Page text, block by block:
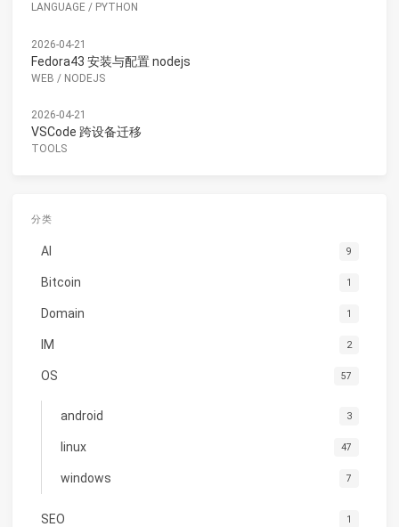
LANGUAGE / PYTHON
2026-04-21
Fedora43 安装与配置 nodejs
WEB / NODEJS
2026-04-21
VSCode 跨设备迁移
TOOLS
分类
AI 9
Bitcoin 1
Domain 1
IM 2
OS 57
android 3
linux 47
windows 7
SEO 1